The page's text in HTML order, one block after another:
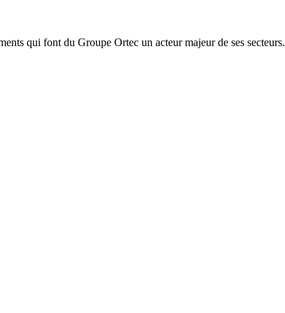
qui font du Groupe Ortec un acteur majeur de ses secteurs.